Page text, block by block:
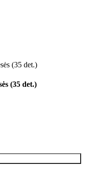
(35 det.)